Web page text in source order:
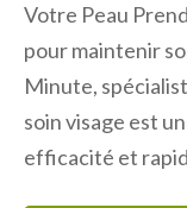
Votre Peau
pour maintenir
Minute,
soin visage est
efficacité et